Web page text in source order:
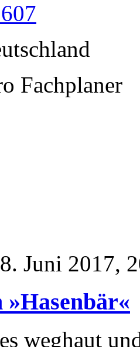
Fachplaner
Juni 2017,
weghaut